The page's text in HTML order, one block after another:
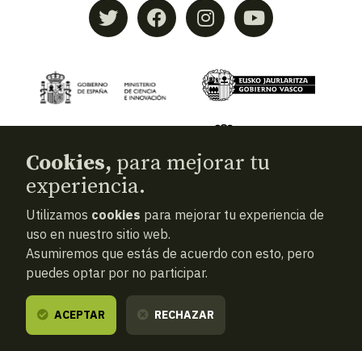
© 2026Aranzadi — Zientzia elkartea
Términos y condiciones
Política de privacidad
Cookies
Cookies, para mejorar tu
experiencia.
Utilizamos cookies para mejorar tu experiencia de
uso en nuestro sitio web.
Asumiremos que estás de acuerdo con esto, pero
puedes optar por no participar.
ACEPTAR RECHAZAR